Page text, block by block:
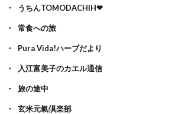
うちんTOMODACHIH❤
常食への旅
Pura Vida!ハーブだより
入江富美子のカエル通信
旅の途中
玄米元氣倶楽部